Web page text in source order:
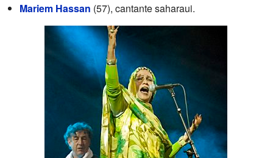
Mariem Hassan (57), cantante saharaui.